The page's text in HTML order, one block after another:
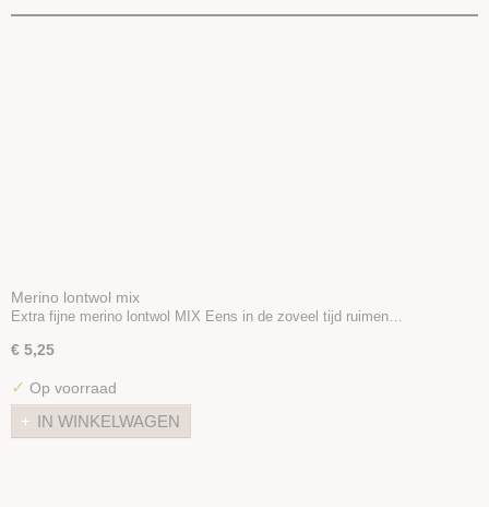
Merino lontwol mix
Extra fijne merino lontwol MIX Eens in de zoveel tijd ruimen…
€ 5,25
✓ Op voorraad
IN WINKELWAGEN